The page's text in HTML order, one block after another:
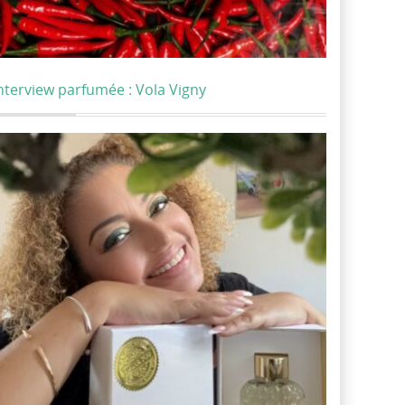
parfumée : Vola Vigny